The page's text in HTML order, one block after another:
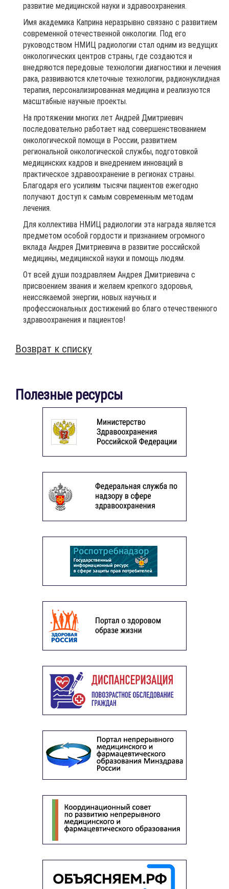
развитие медицинской науки и здравоохранения.
Имя академика Каприна неразрывно связано с развитием
современной отечественной онкологии. Под его
руководством НМИЦ радиологии стал одним из ведущих
онкологических центров страны, где создаются и
внедряются передовые технологии диагностики и лечения
рака, развиваются клеточные технологии, радионуклидная
терапия, персонализированная медицина и реализуются
масштабные научные проекты.
На протяжении многих лет Андрей Дмитриевич
последовательно работает над совершенствованием
онкологической помощи в России, развитием
региональной онкологической службы, подготовкой
медицинских кадров и внедрением инноваций в
практическое здравоохранение в регионах страны.
Благодаря его усилиям тысячи пациентов ежегодно
получают доступ к самым современным методам
лечения.
Для коллектива НМИЦ радиологии эта награда является
предметом особой гордости и признанием огромного
вклада Андрея Дмитриевича в развитие российской
медицины, медицинской науки и помощь людям.
От всей души поздравляем Андрея Дмитриевича с
присвоением звания и желаем крепкого здоровья,
неиссякаемой энергии, новых научных и
профессиональных достижений во благо отечественного
здравоохранения и пациентов!
Возврат к списку
Полезные ресурсы